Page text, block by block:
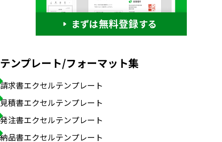
テンプレート/フォーマット集
請求書エクセルテンプレート
見積書エクセルテンプレート
発注書エクセルテンプレート
納品書エクセルテンプレート